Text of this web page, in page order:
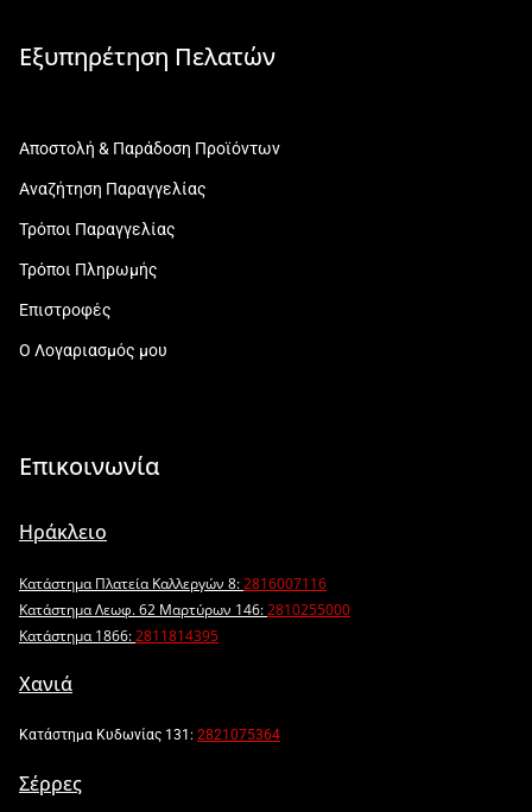
Εξυπηρέτηση Πελατών
Αποστολή & Παράδοση Προϊόντων
Αναζήτηση Παραγγελίας
Τρόποι Παραγγελίας
Τρόποι Πληρωμής
Επιστροφές
Ο Λογαριασμός μου
Επικοινωνία
Ηράκλειο
Κατάστημα Πλατεία Καλλεργών 8:2816007116
Κατάστημα Λεωφ. 62 Μαρτύρων 146:2810255000
Κατάστημα 1866:2811814395
Χανιά
Κατάστημα Κυδωνίας 131: 2821075364
Σέρρες